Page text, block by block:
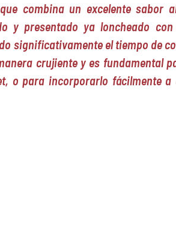
combina un excelente sabor
y presentado ya loncheado
significativamente el tiempo de
crujiente y es fundamental
o para incorporarlo fácilmente